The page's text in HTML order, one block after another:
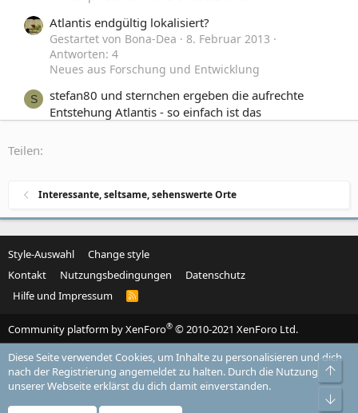
Atlantis endgültig lokalisiert?
Gestartet von Bona-Dea
8. Februar 2013
Antworten: 4
Neues aus Forschung und Entwicklung
S
stefan80 und sternchen ergeben die aufrechte
Entstehung Atlantis - so einfach ist das
Gesellschaft?
Gestartet von Reader 23. August 2010
44
Philosophisches und Grundsätzliches
Teilen:
Interessante, seltsame, sehenswerte Orte
Style-Auswahl
Change style
Kontakt
Nutzungsbedingungen
Datenschutz
Hilfe und Impressum
R
Community platform by XenForo® © 2010-2021 XenForo Ltd.
Diese Seite verwendet Cookies, um Inhalte zu personalisieren und dich
nach der Registrierung angemeldet zu halten. Durch die Nutzung
unserer Webseite erklärst du dich damit einverstanden.